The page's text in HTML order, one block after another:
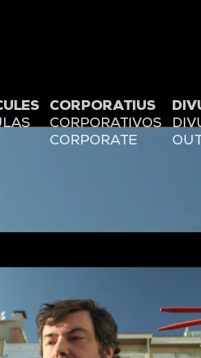
CORPORATIUS
CORPORATIVOS
CORPORATE